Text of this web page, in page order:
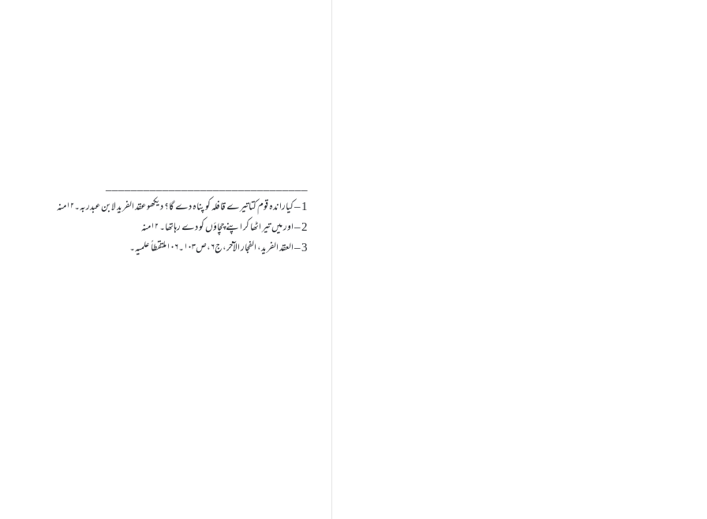
________________________________
1 – کیاراندہ قوم کتاتیرے قافلہ کو پناہ دے گا؟ دیکھو عقد الفرید لابن عبدربہ۔۱۲منہ
2 – اور میں تیر اٹھا کر اپنے چچاؤں کو دے رہاتھا۔ ۱۲منہ
3 – العقد الفرید، الفجار الآخر،ج۶،ص۱۰۳۔۱۰۶ملتقطاً علمیہ۔